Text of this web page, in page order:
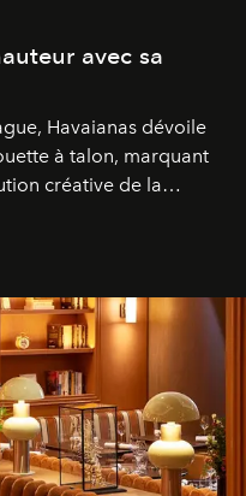
avec sa
Havaianas dévoile
à talon, marquant
créative de la